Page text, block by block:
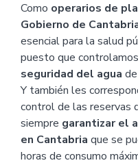
Como operarios de
Gobierno de
esencial para la salud
puesto que
seguridad del agua
Y también les
control de las reservas
siempre garantizar el
en Cantabria que se
horas de consumo